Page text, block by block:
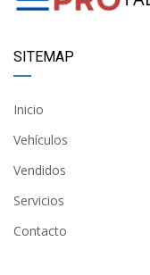
SITEMAP
Inicio
Vehículos
Vendidos
Servicios
Contacto